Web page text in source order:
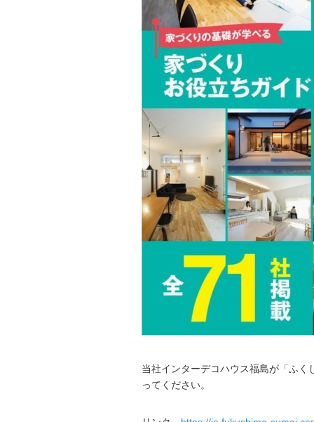
当社インターデコハウス福島が「ふ
ってください。